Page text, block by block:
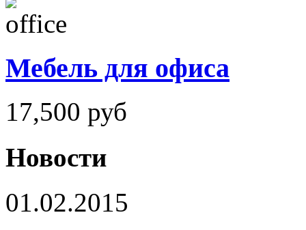
Мебель для офиса
17,500 руб
Новости
01.02.2015